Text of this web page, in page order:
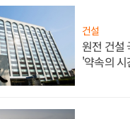
건설
원전 건설
'약속의 시